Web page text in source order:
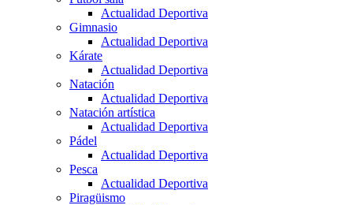
Actualidad Deportiva
Gimnasio
Actualidad Deportiva
Kárate
Actualidad Deportiva
Natación
Actualidad Deportiva
Natación artística
Actualidad Deportiva
Pádel
Actualidad Deportiva
Pesca
Actualidad Deportiva
Piragüismo